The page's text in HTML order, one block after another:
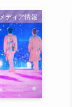
メディア情報